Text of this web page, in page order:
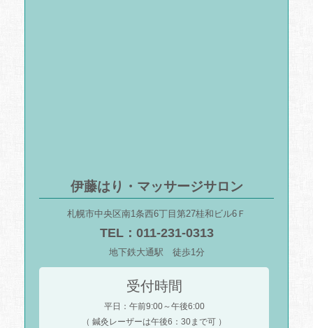
伊藤はり・マッサージサロン
札幌市中央区南1条西6丁目第27桂和ビル6Ｆ
TEL：011-231-0313
地下鉄大通駅 徒歩1分
受付時間
平日：午前9:00～午後6:00
（ 鍼灸レーザーは午後6：30まで可 ）